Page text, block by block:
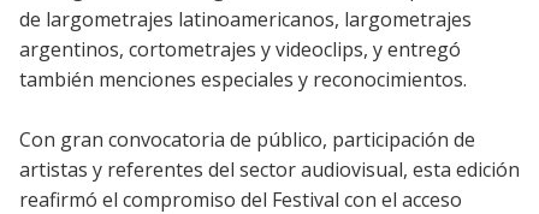
de largometrajes latinoamericanos, largometrajes
argentinos, cortometrajes y videoclips, y entregó
también menciones especiales y reconocimientos.
Con gran convocatoria de público, participación de
artistas y referentes del sector audiovisual, esta edición
reafirmó el compromiso del Festival con el acceso